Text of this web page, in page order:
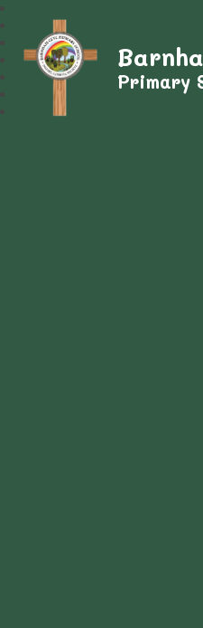
Primary